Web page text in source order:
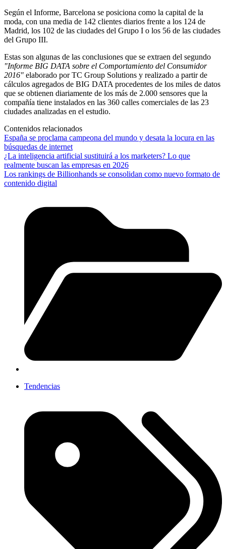
Según el Informe, Barcelona se posiciona como la capital de la
moda, con una media de 142 clientes diarios frente a los 124 de
Madrid, los 102 de las ciudades del Grupo I o los 56 de las ciudades
del Grupo III.
Estas son algunas de las conclusiones que se extraen del segundo
"Informe BIG DATA sobre el Comportamiento del Consumidor
2016" elaborado por TC Group Solutions y realizado a partir de
cálculos agregados de BIG DATA procedentes de los miles de datos
que se obtienen diariamente de los más de 2.000 sensores que la
compañía tiene instalados en las 360 calles comerciales de las 23
ciudades analizadas en el estudio.
Contenidos relacionados
España se proclama campeona del mundo y desata la locura en las
búsquedas de internet
¿La inteligencia artificial sustituirá a los marketers? Lo que
realmente buscan las empresas en 2026
Los rankings de Billionhands se consolidan como nuevo formato de
contenido digital
Tendencias